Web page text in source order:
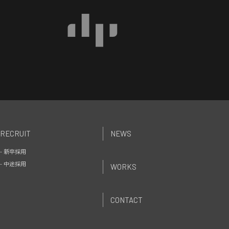
RECRUIT
- 新卒採用
- 中途採用
NEWS
WORKS
CONTACT